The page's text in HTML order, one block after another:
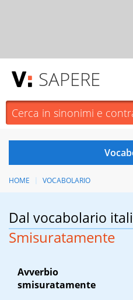
SAPERE
HOME VOCABOLARIO
Dal vocabolario
Smisuratamente
Avverbio
smisuratamente